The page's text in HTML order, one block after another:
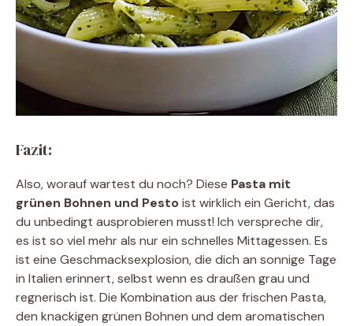
Fazit:
Also, worauf wartest du noch? Diese Pasta mit
grünen Bohnen und Pestoist wirklich ein Gericht, das
du unbedingt ausprobieren musst! Ich verspreche dir,
es ist so viel mehr als nur ein schnelles Mittagessen. Es
ist eine Geschmacksexplosion, die dich an sonnige Tage
in Italien erinnert, selbst wenn es draußen grau und
regnerisch ist. Die Kombination aus der frischen Pasta,
den knackigen grünen Bohnen und dem aromatischen